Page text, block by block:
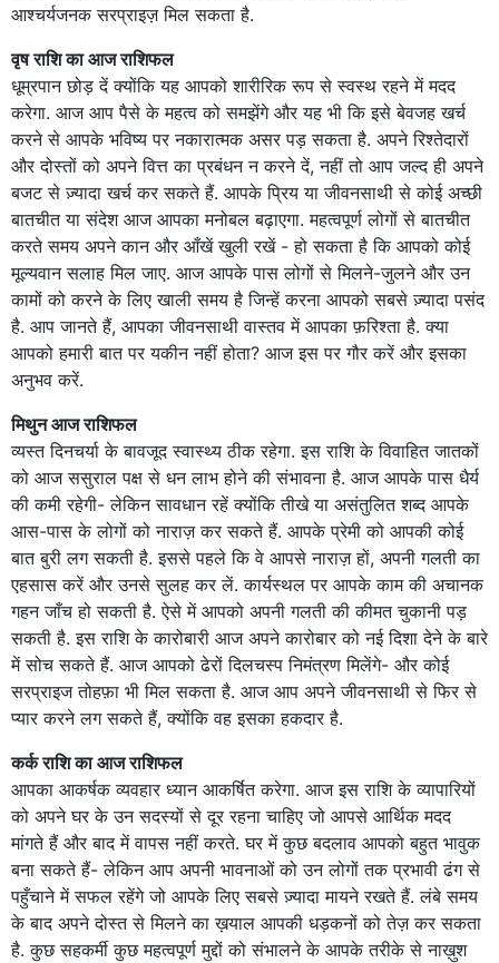
आश्चर्यजनक सरप्राइज़ मिल सकता है.
वृष राशि का आज राशिफल
धूम्रपान छोड़ दें क्योंकि यह आपको शारीरिक रूप से स्वस्थ रहने में मदद
करेगा. आज आप पैसे के महत्व को समझेंगे और यह भी कि इसे बेवजह खर्च
करने से आपके भविष्य पर नकारात्मक असर पड़ सकता है. अपने रिश्तेदारों
और दोस्तों को अपने वित्त का प्रबंधन न करने दें, नहीं तो आप जल्द ही अपने
बजट से ज़्यादा खर्च कर सकते हैं. आपके प्रिय या जीवनसाथी से कोई अच्छी
बातचीत या संदेश आज आपका मनोबल बढ़ाएगा. महत्वपूर्ण लोगों से बातचीत
करते समय अपने कान और आँखें खुली रखें - हो सकता है कि आपको कोई
मूल्यवान सलाह मिल जाए. आज आपके पास लोगों से मिलने-जुलने और उन
कामों को करने के लिए खाली समय है जिन्हें करना आपको सबसे ज़्यादा पसंद
है. आप जानते हैं, आपका जीवनसाथी वास्तव में आपका फ़रिश्ता है. क्या
आपको हमारी बात पर यकीन नहीं होता? आज इस पर गौर करें और इसका
अनुभव करें.
मिथुन आज राशिफल
व्यस्त दिनचर्या के बावजूद स्वास्थ्य ठीक रहेगा. इस राशि के विवाहित जातकों
को आज ससुराल पक्ष से धन लाभ होने की संभावना है. आज आपके पास धैर्य
की कमी रहेगी- लेकिन सावधान रहें क्योंकि तीखे या असंतुलित शब्द आपके
आस-पास के लोगों को नाराज़ कर सकते हैं. आपके प्रेमी को आपकी कोई
बात बुरी लग सकती है. इससे पहले कि वे आपसे नाराज़ हों, अपनी गलती का
एहसास करें और उनसे सुलह कर लें. कार्यस्थल पर आपके काम की अचानक
गहन जाँच हो सकती है. ऐसे में आपको अपनी गलती की कीमत चुकानी पड़
सकती है. इस राशि के कारोबारी आज अपने कारोबार को नई दिशा देने के बारे
में सोच सकते हैं. आज आपको ढेरों दिलचस्प निमंत्रण मिलेंगे- और कोई
सरप्राइज तोहफ़ा भी मिल सकता है. आज आप अपने जीवनसाथी से फिर से
प्यार करने लग सकते हैं, क्योंकि वह इसका हकदार है.
कर्क राशि का आज राशिफल
आपका आकर्षक व्यवहार ध्यान आकर्षित करेगा. आज इस राशि के व्यापारियों
को अपने घर के उन सदस्यों से दूर रहना चाहिए जो आपसे आर्थिक मदद
मांगते हैं और बाद में वापस नहीं करते. घर में कुछ बदलाव आपको बहुत भावुक
बना सकते हैं- लेकिन आप अपनी भावनाओं को उन लोगों तक प्रभावी ढंग से
पहुँचाने में सफल रहेंगे जो आपके लिए सबसे ज़्यादा मायने रखते हैं. लंबे समय
के बाद अपने दोस्त से मिलने का ख़याल आपकी धड़कनों को तेज़ कर सकता
है. कुछ सहकर्मी कुछ महत्वपूर्ण मुद्दों को संभालने के आपके तरीके से नाख़ुश